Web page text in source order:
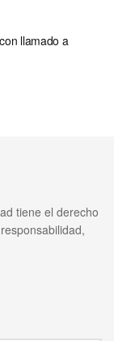
llamado a
tiene el derecho